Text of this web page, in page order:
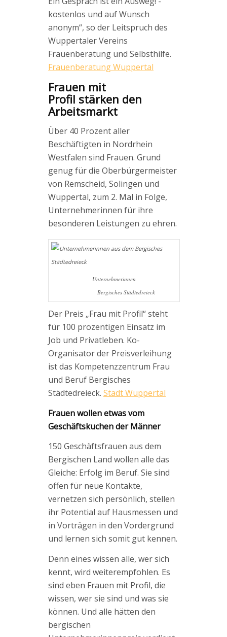
kostenlos und auf Wunsch
anonym“, so der Leitspruch des
Wuppertaler Vereins
Frauenberatung und Selbsthilfe.
Frauenberatung Wuppertal
Frauen mit
Profil stärken den
Arbeitsmarkt
Über 40 Prozent aller
Beschäftigten in Nordrhein
Westfalen sind Frauen. Grund
genug für die Oberbürgermeister
von Remscheid, Solingen und
Wuppertal, zum 2. Mal in Folge,
Unternehmerinnen für ihre
besonderen Leistungen zu ehren.
Unternehmerinnen
Bergisches Städtedreieck
Der Preis „Frau mit Profil“ steht
für 100 prozentigen Einsatz im
Job und Privatleben. Ko-
Organisator der Preisverleihung
ist das Kompetenzzentrum Frau
und Beruf Bergisches
Städtedreieck. Stadt Wuppertal
Frauen wollen etwas vom
Geschäftskuchen der Männer
150 Geschäftsfrauen aus dem
Bergischen Land wollen alle das
Gleiche: Erfolg im Beruf. Sie sind
offen für neue Kontakte,
vernetzen sich persönlich, stellen
ihr Potential auf Hausmessen und
in Vorträgen in den Vordergrund
und lernen sich somit gut kennen.
Denn eines wissen alle, wer sich
kennt, wird weiterempfohlen. Es
sind eben Frauen mit Profil, die
wissen, wer sie sind und was sie
können. Und alle hätten den
bergischen